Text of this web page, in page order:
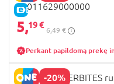
E-KAINA
00011629000000
5,19 €
6,49 €
Perkant papildomą prekę
-20%
CHICCO AFTERBITES